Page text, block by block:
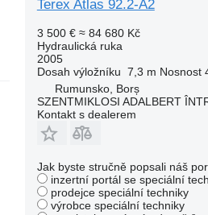
Terex Atlas 92.2-A2
3 500 € ≈ 84 680 Kč
Hydraulická ruka
2005
Dosah výložníku 7,3 m Nosnost
Rumunsko, Borș
SZENTMIKLOSI ADALBERT
Kontakt s dealerem
Jak byste stručně popsali náš
inzertní portál se speciální
prodejce speciální techniky
výrobce speciální techniky